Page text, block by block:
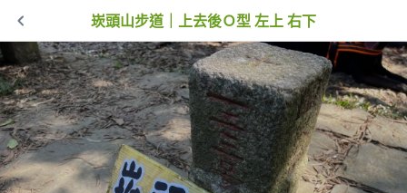
崁頭山步道｜上去後Ｏ型 左上 右下